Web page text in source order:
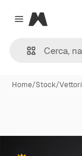
Close menu
Magnific
Home/Stock/Vettori